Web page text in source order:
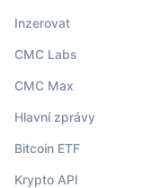
Inzerovat
CMC Labs
CMC Max
Hlavní zprávy
Bitcoin ETF
Krypto API